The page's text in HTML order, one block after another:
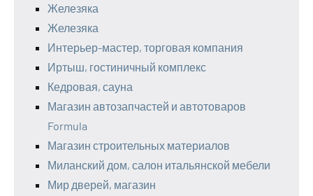
Железяка
Железяка
Интерьер-мастер, торговая компания
Иртыш, гостиничный комплекс
Кедровая, сауна
Магазин автозапчастей и автотоваров
Formula
Магазин строительных материалов
Миланский дом, салон итальянской мебели
Мир дверей, магазин